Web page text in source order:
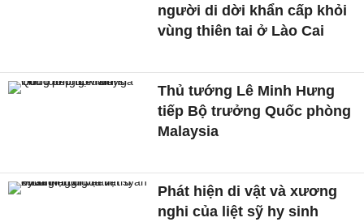
người di dời khẩn cấp khỏi
vùng thiên tai ở Lào Cai
Thủ tướng Lê Minh Hưng
tiếp Bộ trưởng Quốc phòng
Malaysia
Phát hiện di vật và xương
nghi của liệt sỹ hy sinh